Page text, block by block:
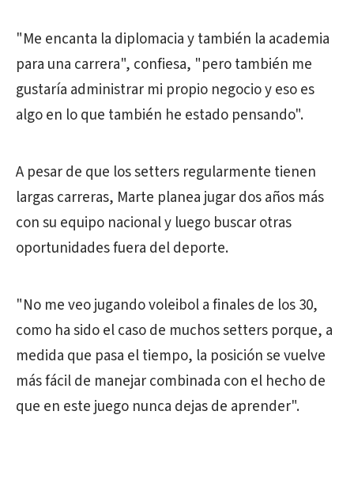
"Me encanta la diplomacia y también la academia
para una carrera", confiesa, "pero también me
gustaría administrar mi propio negocio y eso es
algo en lo que también he estado pensando".
A pesar de que los setters regularmente tienen
largas carreras, Marte planea jugar dos años más
con su equipo nacional y luego buscar otras
oportunidades fuera del deporte.
"No me veo jugando voleibol a finales de los 30,
como ha sido el caso de muchos setters porque, a
medida que pasa el tiempo, la posición se vuelve
más fácil de manejar combinada con el hecho de
que en este juego nunca dejas de aprender".